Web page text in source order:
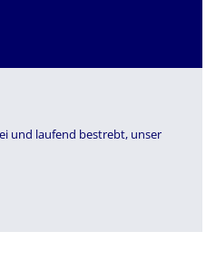
und laufend bestrebt, unser